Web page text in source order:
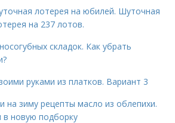
лотерея на юбилей. Шуточная
на 237 лотов.
складок. Как убрать
руками из платков. Вариант 3
на зиму рецепты масло из облепихи.
в новую подборку